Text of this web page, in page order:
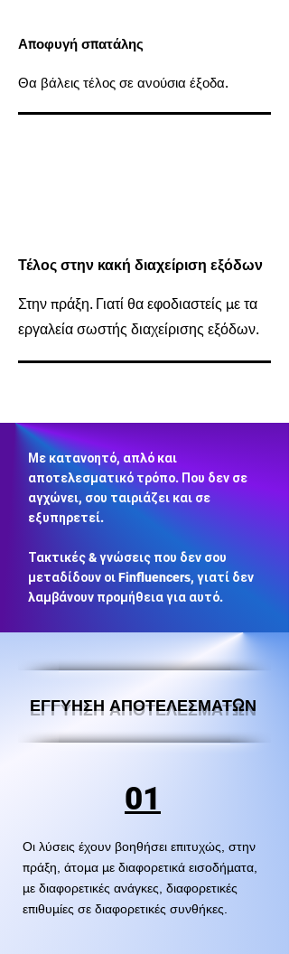
Αποφυγή σπατάλης
Θα βάλεις τέλος σε ανούσια έξοδα.
Τέλος στην κακή διαχείριση εξόδων
Στην πράξη. Γιατί θα εφοδιαστείς με τα
εργαλεία σωστής διαχείρισης εξόδων.
Με κατανοητό, απλό και
αποτελεσματικό τρόπο. Που δεν σε
αγχώνει, σου ταιριάζει και σε
εξυπηρετεί.
Τακτικές & γνώσεις που δεν σου
μεταδίδουν οι Finfluencers, γιατί δεν
λαμβάνουν προμήθεια για αυτό.
ΕΓΓΥΗΣΗ ΑΠΟΤΕΛΕΣΜΑΤΩΝ
01
Οι λύσεις έχουν βοηθήσει επιτυχώς, στην
πράξη, άτομα με διαφορετικά εισοδήματα,
με διαφορετικές ανάγκες, διαφορετικές
επιθυμίες σε διαφορετικές συνθήκες.